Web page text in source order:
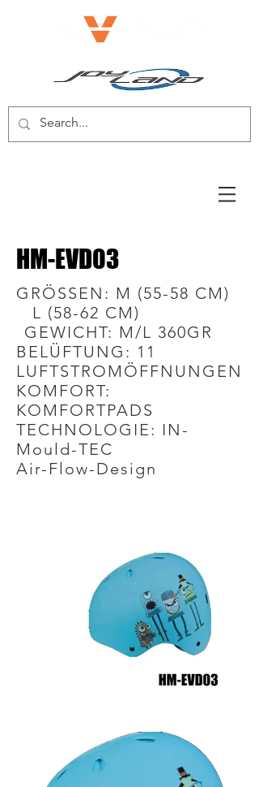
HM-EVD03
GRÖSSEN: M (55-58 CM)
L (58-62 CM)
GEWICHT: M/L 360GR
BELÜFTUNG: 11
LUFTSTROMÖFFNUNGEN
KOMFORT:
KOMFORTPADS
TECHNOLOGIE: IN-
Mould-TEC
Air-Flow-Design